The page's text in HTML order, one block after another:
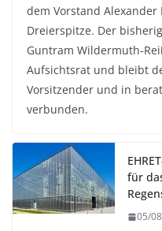
dem Vorstand
Dreierspitze. Der
Guntram Wildermuth-
Aufsichtsrat und bleibt
Vorsitzender und in
verbunden.
für
05/